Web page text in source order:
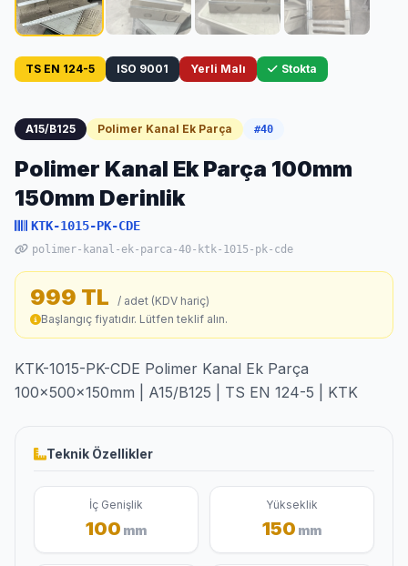
TS EN 124-5 ISO 9001 Yerli Malı Stokta
A15/B125 Polimer Kanal Ek Parça #40
Polimer Kanal Ek Parça 100mm
150mm Derinlik
KTK-1015-PK-CDE
polimer-kanal-ek-parca-40-ktk-1015-pk-cde
999 TL
/ adet (KDV hariç)
Başlangıç fiyatıdır. Lütfen teklif alın.
KTK-1015-PK-CDE Polimer Kanal Ek Parça
100x500x150mm | A15/B125 | TS EN 124-5 | KTK
Teknik Özellikler
İç Genişlik
100 mm
Yükseklik
150 mm